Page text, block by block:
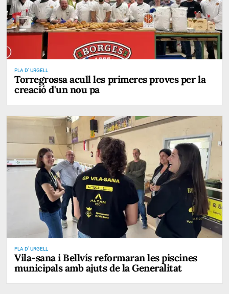
PLA D' URGELL
Torregrossa acull les primeres proves per la
creació d'un nou pa
PLA D' URGELL
Vila-sana i Bellvís reformaran les piscines
municipals amb ajuts de la Generalitat